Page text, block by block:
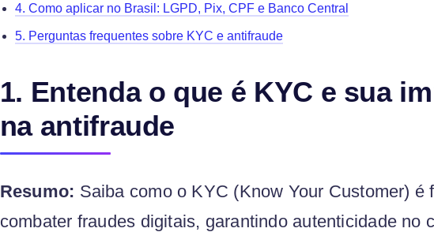
4. Como aplicar no Brasil: LGPD, Pix, CPF e Banco Central
5. Perguntas frequentes sobre KYC e antifraude
1. Entenda o que é KYC e sua
na antifraude
Resumo: Saiba como o KYC (Know Your Customer) é
combater fraudes digitais, garantindo autenticidade no